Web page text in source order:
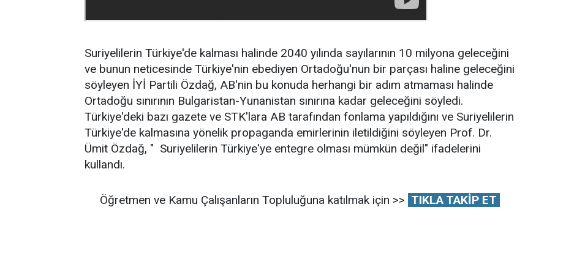
Suriyelilerin Türkiye'de kalması halinde 2040 yılında sayılarının 10 milyona geleceğini
ve bunun neticesinde Türkiye'nin ebediyen Ortadoğu'nun bir parçası haline geleceğini
söyleyen İYİ Partili Özdağ, AB'nin bu konuda herhangi bir adım atmaması halinde
Ortadoğu sınırının Bulgaristan-Yunanistan sınırına kadar geleceğini söyledi.
Türkiye'deki bazı gazete ve STK'lara AB tarafından fonlama yapıldığını ve Suriyelilerin
Türkiye'de kalmasına yönelik propaganda emirlerinin iletildiğini söyleyen Prof. Dr.
Ümit Özdağ, " Suriyelilerin Türkiye'ye entegre olması mümkün değil" ifadelerini
kullandı.
Öğretmen ve Kamu Çalışanların Topluluğuna katılmak için >> TIKLA TAKİP ET